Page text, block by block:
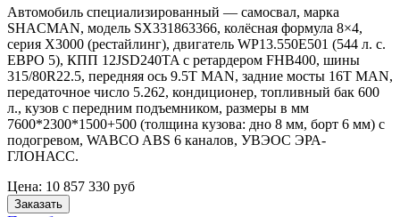
Автомобиль специализированный — самосвал, марка
SHACMAN, модель SX331863366, колёсная формула 8×4,
серия X3000 (рестайлинг), двигатель WP13.550E501 (544 л. с.
ЕВРО 5), КПП 12JSD240TA с ретардером FHB400, шины
315/80R22.5, передняя ось 9.5T MAN, задние мосты 16T MAN,
передаточное число 5.262, кондиционер, топливный бак 600
л., кузов с передним подъемником, размеры в мм
7600*2300*1500+500 (толщина кузова: дно 8 мм, борт 6 мм) с
подогревом, WABCO ABS 6 каналов, УВЭОС ЭРА-
ГЛОНАСС.
Цена: 10 857 330 руб
Заказать